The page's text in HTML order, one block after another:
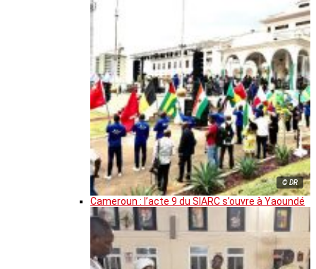
© DR
Cameroun : l’acte 9 du SIARC s’ouvre à Yaoundé